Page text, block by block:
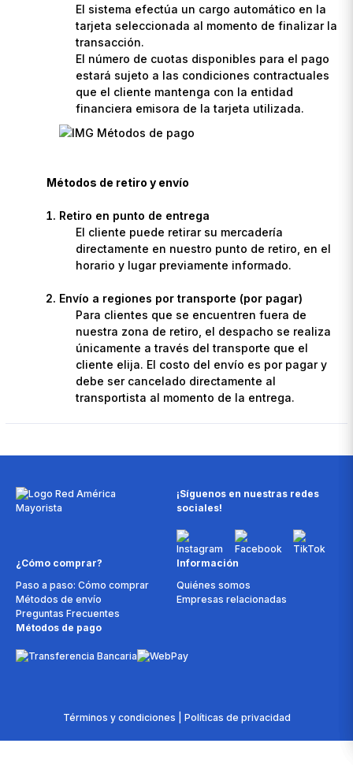
El sistema efectúa un cargo automático en la
tarjeta seleccionada al momento de finalizar la
transacción.
El número de cuotas disponibles para el pago
estará sujeto a las condiciones contractuales
que el cliente mantenga con la entidad
financiera emisora de la tarjeta utilizada.
Métodos de retiro y envío
Retiro en punto de entrega
El cliente puede retirar su mercadería
directamente en nuestro punto de retiro, en el
horario y lugar previamente informado.
Envío a regiones por transporte (por pagar)
Para clientes que se encuentren fuera de
nuestra zona de retiro, el despacho se realiza
únicamente a través del transporte que el
cliente elija. El costo del envío es por pagar y
debe ser cancelado directamente al
transportista al momento de la entrega.
¡Síguenos en nuestras redes
sociales!
¿Cómo comprar?
Paso a paso: Cómo comprar
Métodos de envío
Preguntas Frecuentes
Información
Quiénes somos
Empresas relacionadas
Métodos de pago
Términos y condiciones | Políticas de privacidad